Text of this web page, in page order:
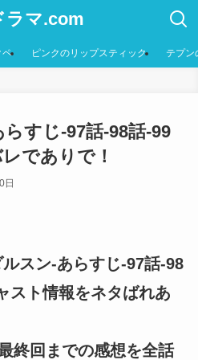
ラマ.com
ペ ピンクのリップスティック テプン
すじ-97話-98話-99
でありで！
日
スン-あらすじ-97話-98
スト情報をネタばれあ
終回までの感想を全話